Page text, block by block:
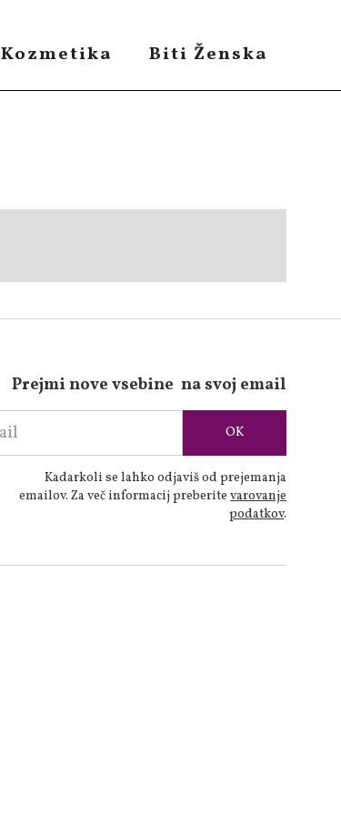
Kozmetika Biti Ženska
Prejmi nove vsebine na svoj email
Kadarkoli se lahko odjaviš od prejemanja
emailov. Za več informacij preberite varovanje
podatkov.